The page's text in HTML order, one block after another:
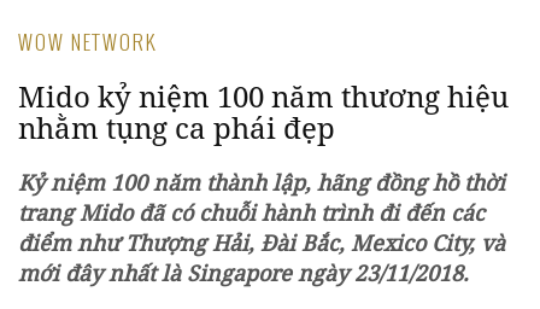
WOW NETWORK
Mido kỷ niệm 100 năm thương hiệu
nhằm tụng ca phái đẹp
Kỷ niệm 100 năm thành lập, hãng đồng hồ thời
trang Mido đã có chuỗi hành trình đi đến các
điểm như Thượng Hải, Đài Bắc, Mexico City, và
mới đây nhất là Singapore ngày 23/11/2018.